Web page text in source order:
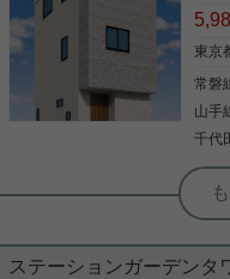
東京
常磐
山手
千代
根津駅前センター（実用根
ッフ小西
夢
ステーションガーデンタ